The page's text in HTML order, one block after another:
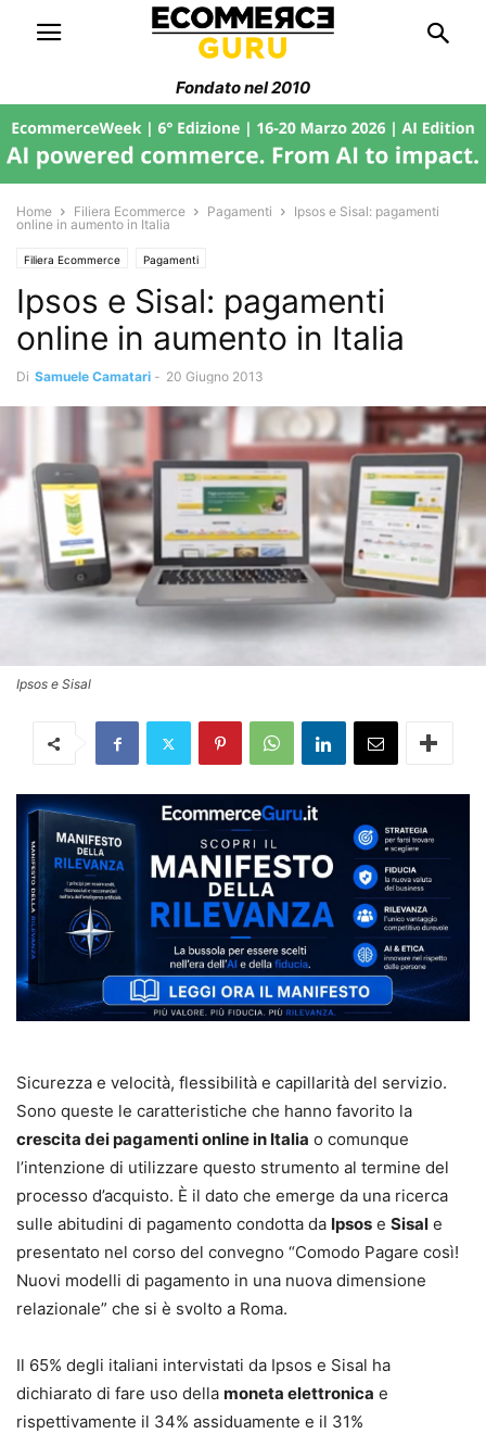
Fondato nel 2010
Home Filiera Ecommerce Pagamenti
Ipsos e Sisal: pagamenti
online in aumento in Italia
Filiera Ecommerce Pagamenti
Ipsos e Sisal: pagamenti
online in aumento in Italia
Di Samuele Camatari - 20 Giugno 2013
Ipsos e Sisal
Sicurezza e velocità, flessibilità e capillarità del servizio.
Sono queste le caratteristiche che hanno favorito la
crescita dei pagamenti online in Italia o comunque
l’intenzione di utilizzare questo strumento al termine del
processo d’acquisto. È il dato che emerge da una ricerca
sulle abitudini di pagamento condotta da Ipsos e Sisal e
presentato nel corso del convegno “Comodo Pagare così!
Nuovi modelli di pagamento in una nuova dimensione
relazionale” che si è svolto a Roma.
Il 65% degli italiani intervistati da Ipsos e Sisal ha
dichiarato di fare uso della moneta elettronica e
rispettivamente il 34% assiduamente e il 31%